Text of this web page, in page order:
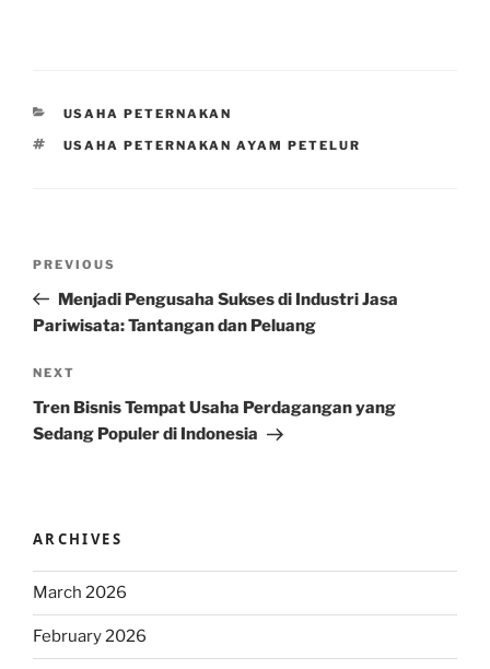
CATEGORIES
USAHA PETERNAKAN
TAGS
USAHA PETERNAKAN AYAM PETELUR
Previous
Post
PREVIOUS
Menjadi Pengusaha Sukses di Industri Jasa
Pariwisata: Tantangan dan Peluang
Next
Post
NEXT
Tren Bisnis Tempat Usaha Perdagangan yang
Sedang Populer di Indonesia
ARCHIVES
March 2026
February 2026